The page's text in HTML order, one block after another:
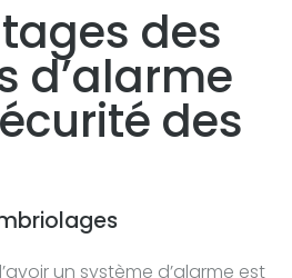
des
d’alarme
des
un système d’alarme est